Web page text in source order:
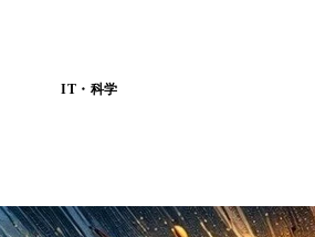
IT・科学